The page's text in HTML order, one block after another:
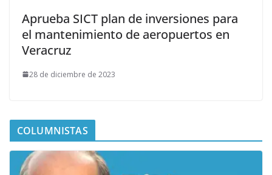
Aprueba SICT plan de inversiones para
el mantenimiento de aeropuertos en
Veracruz
28 de diciembre de 2023
COLUMNISTAS